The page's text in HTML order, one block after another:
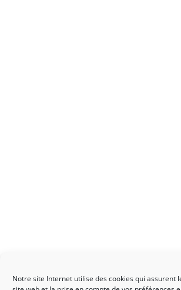
Notre site Internet utilise des cookies qui